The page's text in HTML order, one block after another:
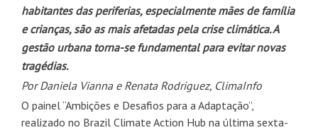
habitantes das periferias, especialmente mães de família
e crianças, são as mais afetadas pela crise climática. A
gestão urbana torna-se fundamental para evitar novas
tragédias.
Por Daniela Vianna e Renata Rodriguez, ClimaInfo
O painel “Ambições e Desafios para a Adaptação”,
realizado no Brazil Climate Action Hub na última sexta-